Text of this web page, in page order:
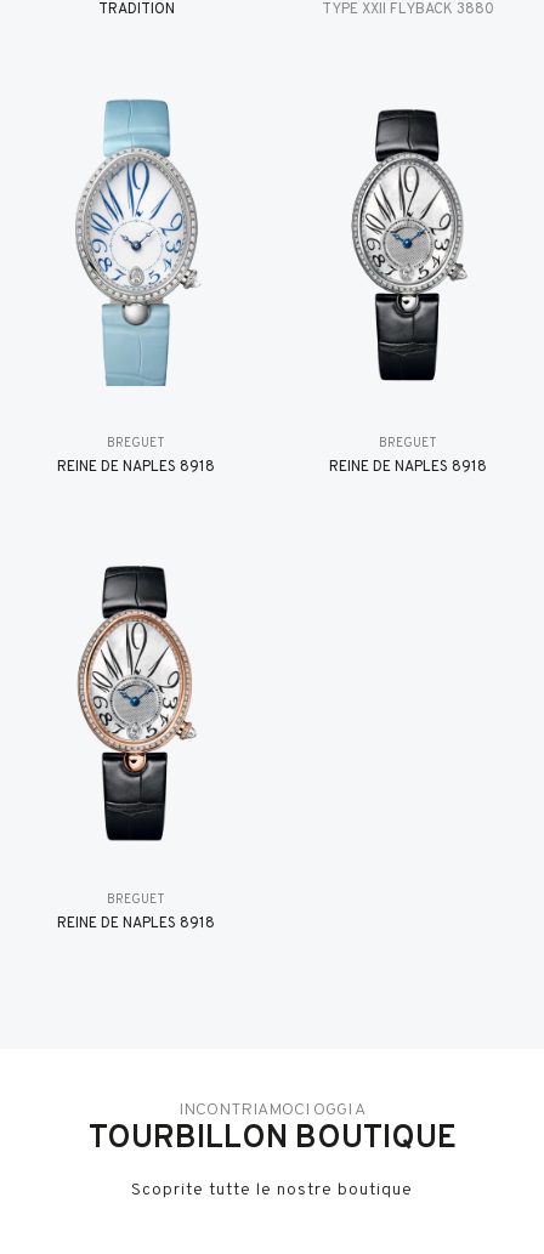
TRADITION TYPE XXII FLYBACK 3880
BREGUET
REINE DE NAPLES 8918
BREGUET
REINE DE NAPLES 8918
BREGUET
REINE DE NAPLES 8918
INCONTRIAMOCI OGGI A
TOURBILLON BOUTIQUE
Scoprite tutte le nostre boutique